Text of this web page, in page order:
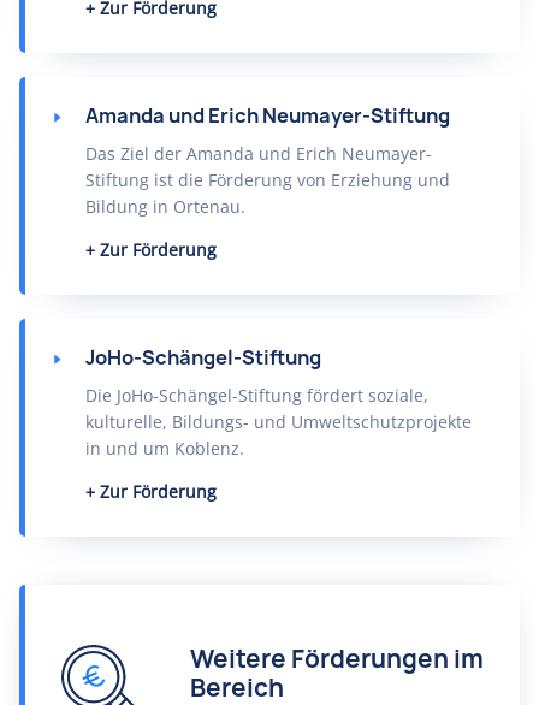
Zur Förderung
Amanda und Erich Neumayer-Stiftung
Das Ziel der Amanda und Erich Neumayer-
Stiftung ist die Förderung von Erziehung und
Bildung in Ortenau.
Zur Förderung
JoHo-Schängel-Stiftung
Die JoHo-Schängel-Stiftung fördert soziale,
kulturelle, Bildungs- und Umweltschutzprojekte
in und um Koblenz.
Zur Förderung
Weitere Förderungen im
Bereich